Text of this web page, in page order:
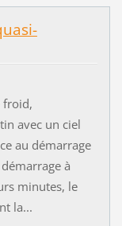
froid,
avec un ciel
au démarrage
à
minutes, le
la...